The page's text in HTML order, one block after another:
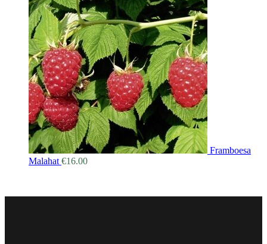
Framboesa
Malahat €16.00